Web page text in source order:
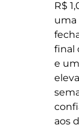
R$
uma
final
e
aos